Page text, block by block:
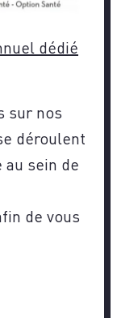
dédié
sur nos
déroulent
au sein de
de vous